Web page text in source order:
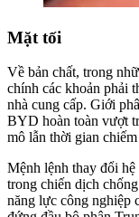
Mặt tối
Về bản chất, trong
chính các khoản phải
nhà cung cấp. Giới
BYD hoàn toàn vượt
mô lẫn thời gian
Mệnh lệnh thay đổi
trong chiến dịch
năng lực công nghiệp